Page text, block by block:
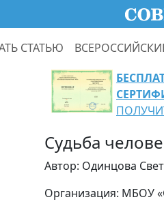
СТАТЬЮ
Судьба
Автор: Одинцова
Организация: МБОУ